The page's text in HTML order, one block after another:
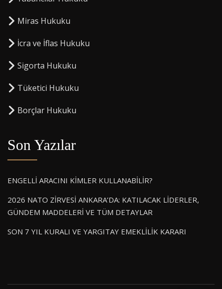
Miras Hukuku
⁠İcra ve İflas Hukuku
Sigorta Hukuku
⁠Tüketici Hukuku
⁠Borçlar Hukuku
Son Yazılar
ENGELLİ ARACINI KİMLER KULLANABİLİR?
2026 NATO ZİRVESİ ANKARA’DA: KATILACAK LİDERLER,
GÜNDEM MADDELERİ VE TÜM DETAYLAR
SON 7 YIL KURALI VE YARGITAY EMEKLİLİK KARARI